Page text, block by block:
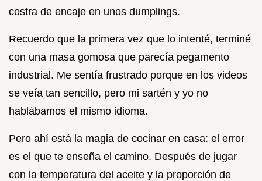
costra de encaje en unos dumplings.
Recuerdo que la primera vez que lo intenté, terminé
con una masa gomosa que parecía pegamento
industrial. Me sentía frustrado porque en los videos
se veía tan sencillo, pero mi sartén y yo no
hablábamos el mismo idioma.
Pero ahí está la magia de cocinar en casa: el error
es el que te enseña el camino. Después de jugar
con la temperatura del aceite y la proporción de